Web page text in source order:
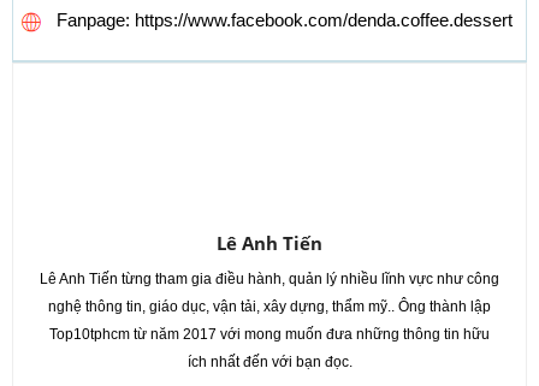
Fanpage: https://www.facebook.com/denda.coffee.dessert
Lê Anh Tiến
Lê Anh Tiến từng tham gia điều hành, quản lý nhiều lĩnh vực như công
nghệ thông tin, giáo dục, vận tải, xây dựng, thẩm mỹ.. Ông thành lập
Top10tphcm từ năm 2017 với mong muốn đưa những thông tin hữu
ích nhất đến với bạn đọc.